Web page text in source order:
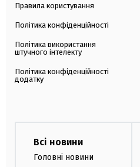
Правила користування
Політика конфіденційності
Політика використання
штучного інтелекту
Політика конфіденційності
додатку
Всі новини
Головні новини